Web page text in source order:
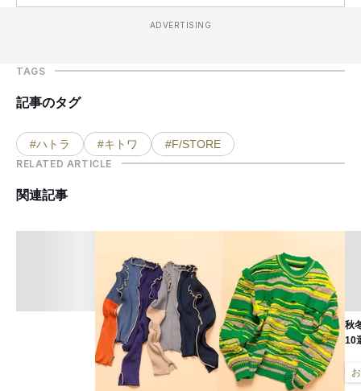
ADVERTISING
TAGS
記事のタグ
#ハトラ #キトワ #F/STORE
RELATED ARTICLE
関連記事
秋
10